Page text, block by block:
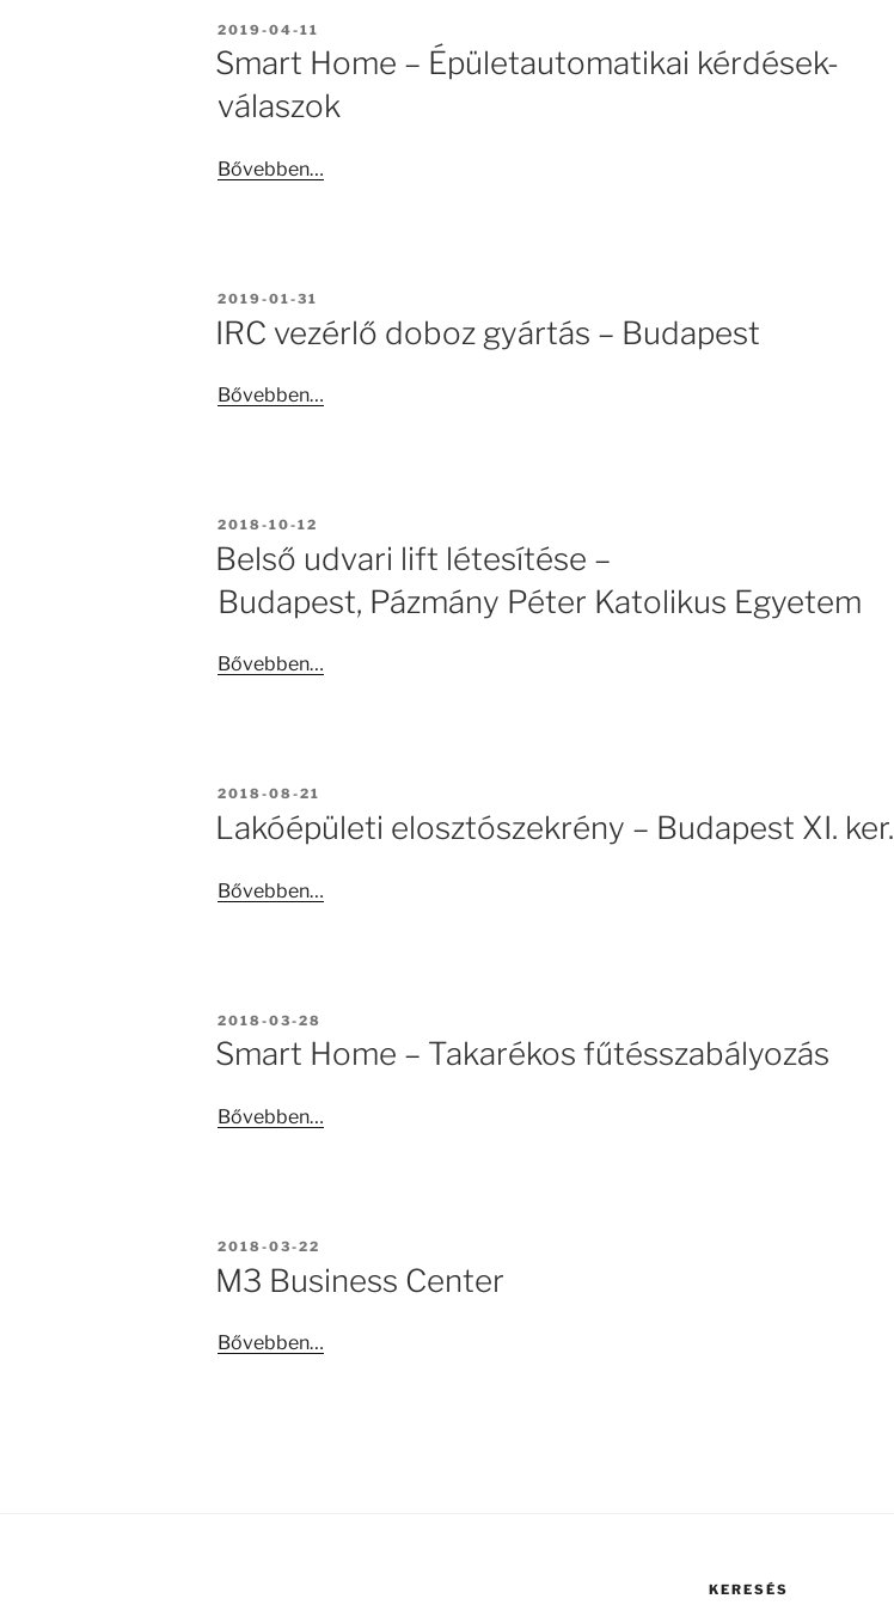
BEKÜLDVE:
2019-04-11
Smart Home – Épületautomatikai kérdések-
válaszok
Bővebben…
BEKÜLDVE:
2019-01-31
IRC vezérlő doboz gyártás – Budapest
Bővebben…
BEKÜLDVE:
2018-10-12
Belső udvari lift létesítése –
Budapest, Pázmány Péter Katolikus Egyetem
Bővebben…
BEKÜLDVE:
2018-08-21
Lakóépületi elosztószekrény – Budapest XI. ker.
Bővebben…
BEKÜLDVE:
2018-03-28
Smart Home – Takarékos fűtésszabályozás
Bővebben…
BEKÜLDVE:
2018-03-22
M3 Business Center
Bővebben…
KERESÉS